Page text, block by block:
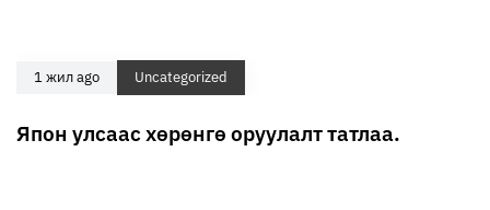
1 жил ago Uncategorized
Япон улсаас хөрөнгө оруулалт татлаа.